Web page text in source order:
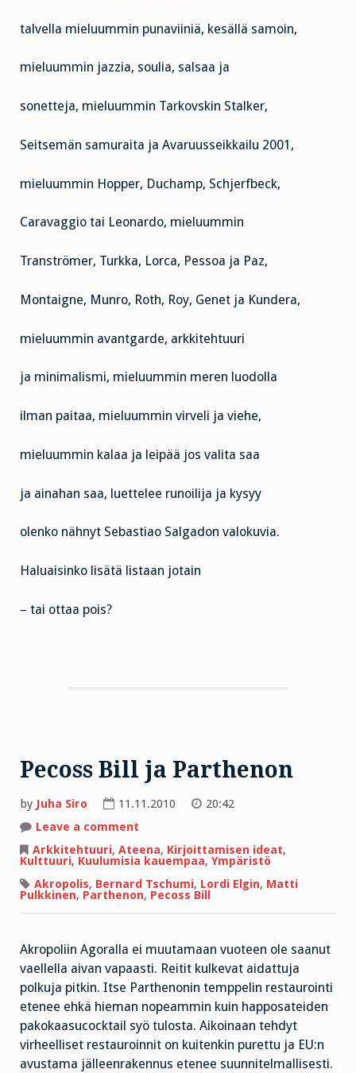
talvella mieluummin punaviiniä, kesällä samoin,
mieluummin jazzia, soulia, salsaa ja
sonetteja, mieluummin Tarkovskin Stalker,
Seitsemän samuraita ja Avaruusseikkailu 2001,
mieluummin Hopper, Duchamp, Schjerfbeck,
Caravaggio tai Leonardo, mieluummin
Tranströmer, Turkka, Lorca, Pessoa ja Paz,
Montaigne, Munro, Roth, Roy, Genet ja Kundera,
mieluummin avantgarde, arkkitehtuuri
ja minimalismi, mieluummin meren luodolla
ilman paitaa, mieluummin virveli ja viehe,
mieluummin kalaa ja leipää jos valita saa
ja ainahan saa, luettelee runoilija ja kysyy
olenko nähnyt Sebastiao Salgadon valokuvia.
Haluaisinko lisätä listaan jotain
– tai ottaa pois?
Pecoss Bill ja Parthenon
by Juha Siro 11.11.2010
20:42
Leave a comment
Bill
ja
Parthenon
Arkkitehtuuri, Ateena, Kirjoittamisen ideat,
Kulttuuri, Kuulumisia kauempaa, Ympäristö
Akropolis, Bernard Tschumi, Lordi Elgin, Matti
Pulkkinen, Parthenon, Pecoss Bill
Akropoliin Agoralla ei muutamaan vuoteen ole saanut
vaellella aivan vapaasti. Reitit kulkevat aidattuja
polkuja pitkin. Itse Parthenonin temppelin restaurointi
etenee ehkä hieman nopeammin kuin happosateiden
pakokaasucocktail syö tulosta. Aikoinaan tehdyt
virheelliset restauroinnit on kuitenkin purettu ja EU:n
avustama jälleenrakennus etenee suunnitelmallisesti.